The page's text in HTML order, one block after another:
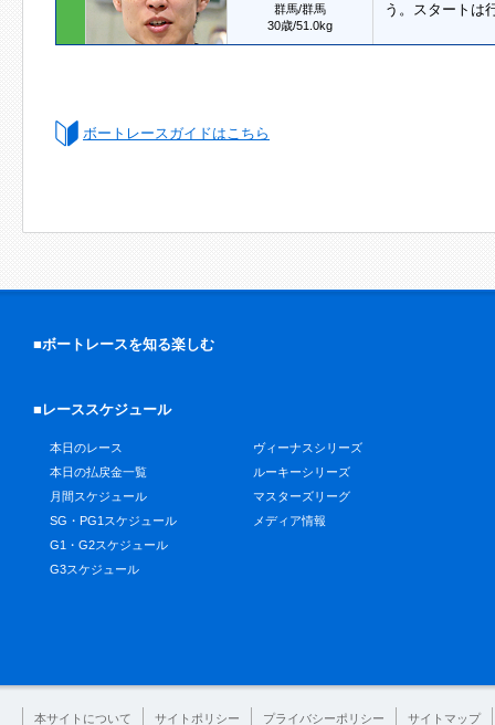
群馬/群馬
30歳/51.0kg
う。スタート
ボートレースガイドはこちら
■ボートレースを知る楽しむ
■レーススケジュール
本日のレース
本日の払戻金一覧
月間スケジュール
SG・PG1スケジュール
G1・G2スケジュール
G3スケジュール
ヴィーナスシリーズ
ルーキーシリーズ
マスターズリーグ
メディア情報
本サイトについて サイトポリシー プライバシーポリシー サイトマップ